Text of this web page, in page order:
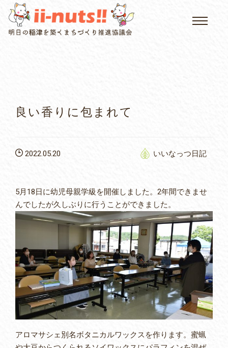
HOME
いなつについて
屏風山ご案内
アクセス
良い香りに包まれて
いいなっつ日記
2022.05.20
5月18日に幼児母親学級を開催しました。2年間できませ
んでしたが久しぶりに行うことができました。
アロマサシェ別名ボタニカルワックスを作ります。蜜蝋